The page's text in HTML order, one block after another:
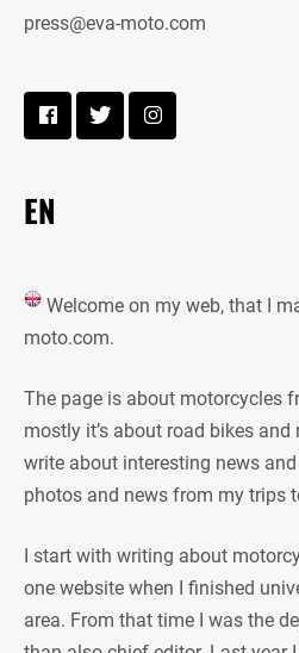
press@eva-moto.com
EN
Welcome on my web, that I
moto.com.
The page is about motorcycles
mostly it’s about road bikes
write about interesting news
photos and news from my trips
I start with writing about
one website when I finished
area. From that time I was the